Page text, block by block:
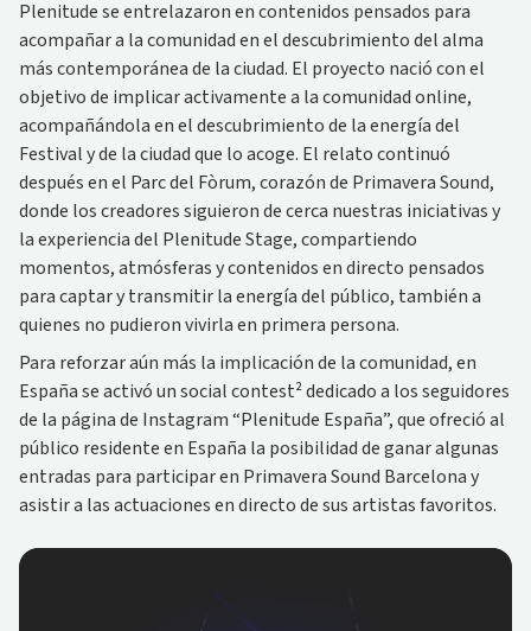
Plenitude se entrelazaron en contenidos pensados para
acompañar a la comunidad en el descubrimiento del alma
más contemporánea de la ciudad. El proyecto nació con el
objetivo de implicar activamente a la comunidad online,
acompañándola en el descubrimiento de la energía del
Festival y de la ciudad que lo acoge. El relato continuó
después en el Parc del Fòrum, corazón de Primavera Sound,
donde los creadores siguieron de cerca nuestras iniciativas y
la experiencia del Plenitude Stage, compartiendo
momentos, atmósferas y contenidos en directo pensados
para captar y transmitir la energía del público, también a
quienes no pudieron vivirla en primera persona.
Para reforzar aún más la implicación de la comunidad, en
España se activó un social contest² dedicado a los seguidores
de la página de Instagram “Plenitude España”, que ofreció al
público residente en España la posibilidad de ganar algunas
entradas para participar en Primavera Sound Barcelona y
asistir a las actuaciones en directo de sus artistas favoritos.